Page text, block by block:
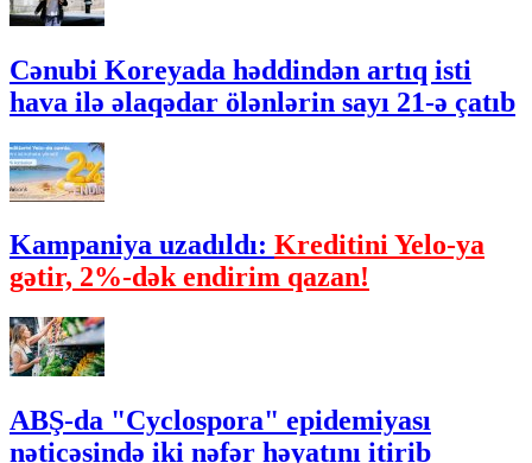
Cənubi Koreyada həddindən artıq isti
hava ilə əlaqədar ölənlərin sayı 21-ə çatıb
Kampaniya uzadıldı: Kreditini Yelo-ya
gətir, 2%-dək endirim qazan!
ABŞ-da "Cyclospora" epidemiyası
nəticəsində iki nəfər həyatını itirib